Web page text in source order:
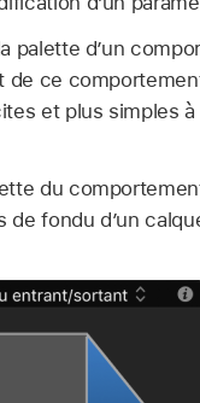
palette d’un
de ce
et plus simples
du
de fondu d’un